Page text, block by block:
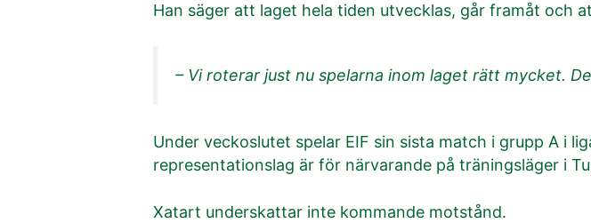
Han säger att laget hela tiden utvecklas, går framåt och
– Vi roterar just nu spelarna inom laget rätt mycket.
Under veckoslutet spelar EIF sin sista match i grupp A i
representationslag är för närvarande på träningsläger i
Xatart underskattar inte kommande motstånd.